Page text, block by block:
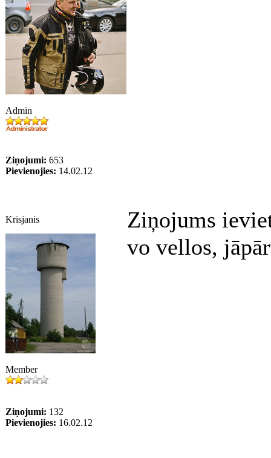
Admin
Ziņojumi: 653
Pievienojies: 14.02.12
Krisjanis Ziņojums
Member
Ziņojumi: 132
Pievienojies: 16.02.12
vo vellos,